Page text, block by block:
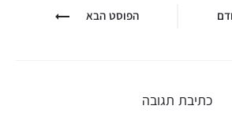
הפוסט הבא
כתיבת תגובה